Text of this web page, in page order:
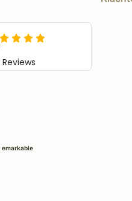
emarkable